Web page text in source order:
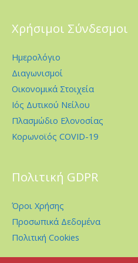
Χρήσιμοι Σύνδεσμοι
Ημερολόγιο
Διαγωνισμοί
Οικονομικά Στοιχεία
Ιός Δυτικού Νείλου
Πλασμώδιο Ελονοσίας
Κορωνοϊός COVID-19
Πολιτική GDPR
Όροι Χρήσης
Προσωπικά Δεδομένα
Πολιτική Cookies